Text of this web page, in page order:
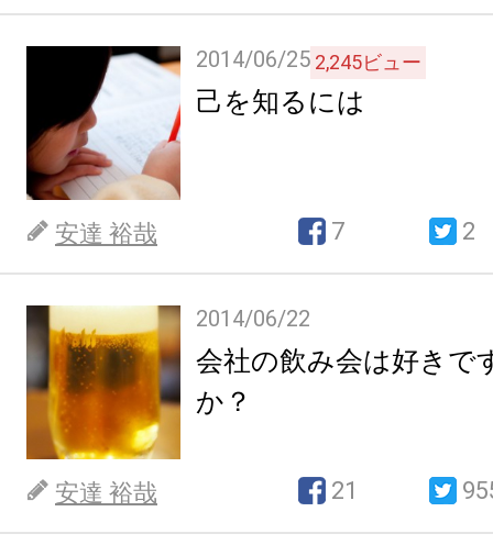
2014/06/25 2,245ビュー
己を知るには
安達 裕哉 7 2
2014/06/22
会社の飲み会は好きで
か？
安達 裕哉 21